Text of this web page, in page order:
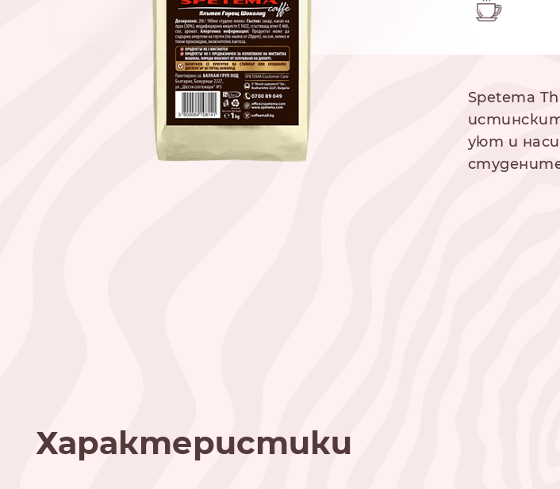
Намери твоето кафе по начин на приготвяне
МЛЯНО ЧАЛДА
DOLCE
Spetema
уют и
Характеристики